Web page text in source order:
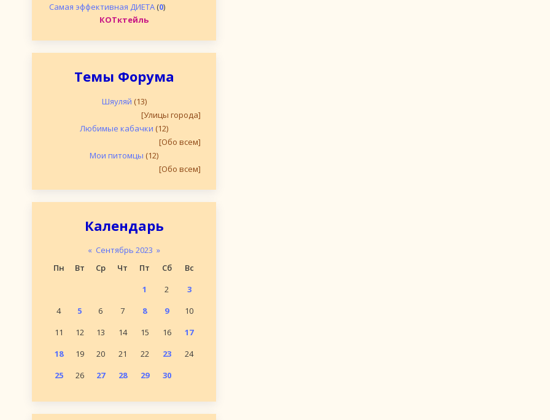
Самая эффективная ДИЕТА (0)
КОТктейль
Темы Форума
Шяуляй (13)
[Улицы города]
Любимые кабачки (12)
[Обо всем]
Мои питомцы (12)
[Обо всем]
Календарь
« Сентябрь 2023 »
Пн
Вт Ср Чт Пт Сб
Вс
1
2
3
4
5 6 7 8 9
10
11
12 13 14 15 16
17
18
19 20 21 22 23
24
25
26 27 28 29 30